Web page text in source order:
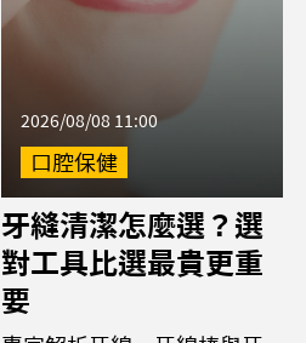
2026/08/08 11:00
口腔保健
牙縫清潔怎麼選？選
對工具比選最貴更重
要